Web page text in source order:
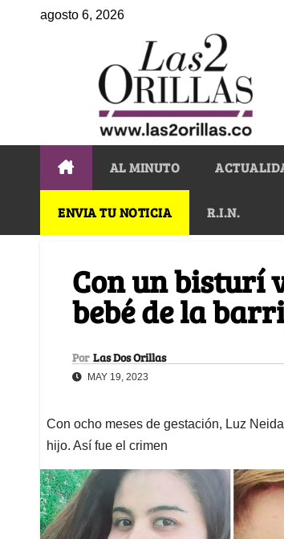
agosto 6, 2026
AL MINUTO
ENVIA TU NOTICIA R.I.N.
Con un bisturí
bebé de la
Por Las Dos Orillas
MAY 19, 2023
Con ocho meses de gestación, Luz
hijo. Así fue el crimen